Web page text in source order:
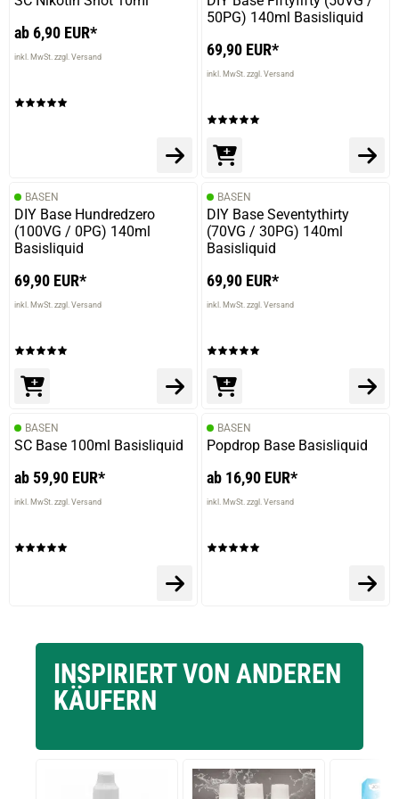
Schöner runder Geschmack .....passt.
ab 6,90 EUR*
inkl. MwSt. zzgl. Versand
50PG) 140ml Basisliquid
69,90 EUR*
inkl. MwSt. zzgl. Versand
BASEN
DIY Base Hundredzero
(100VG / 0PG) 140ml
Basisliquid
69,90 EUR*
inkl. MwSt. zzgl. Versand
BASEN
DIY Base Seventythirty
(70VG / 30PG) 140ml
Basisliquid
69,90 EUR*
inkl. MwSt. zzgl. Versand
BASEN
SC Base 100ml Basisliquid
ab 59,90 EUR*
inkl. MwSt. zzgl. Versand
BASEN
Popdrop Base Basisliquid
ab 16,90 EUR*
inkl. MwSt. zzgl. Versand
INSPIRIERT VON ANDEREN
KÄUFERN